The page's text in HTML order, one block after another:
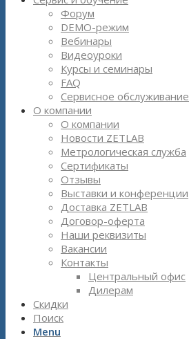
Форум
DEMO-режим
Вебинары
Видеоуроки
Курсы и семинары
FAQ
Сервисное обслуживание
О компании
О компании
Новости ZETLAB
Метрологическая служба
Сертификаты
Отзывы
Выставки и конференции
Доставка ZETLAB
Договор-оферта
Наши реквизиты
Вакансии
Контакты
Центральный офис
Дилерам
Скидки
Поиск
Menu